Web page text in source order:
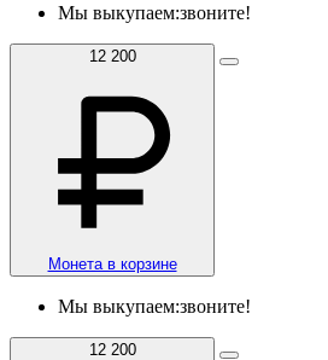
Мы выкупаем:звоните!
12 200
Монета в корзине
Мы выкупаем:звоните!
12 200